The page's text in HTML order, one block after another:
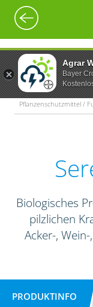
Agrar
Bayer
Pflanzenschutzmittel /
Biologisches
pilzlichen
Acker-,
PRODUKTINFO